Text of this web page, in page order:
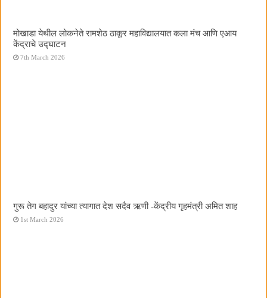
मोखाडा येथील लोकनेते रामशेठ ठाकूर महाविद्यालयात कला मंच आणि एआय
केंद्राचे उद्घाटन
7th March 2026
गुरू तेग बहादुर यांच्या त्यागात देश सदैव ऋणी -केंद्रीय गृहमंत्री अमित शाह
1st March 2026